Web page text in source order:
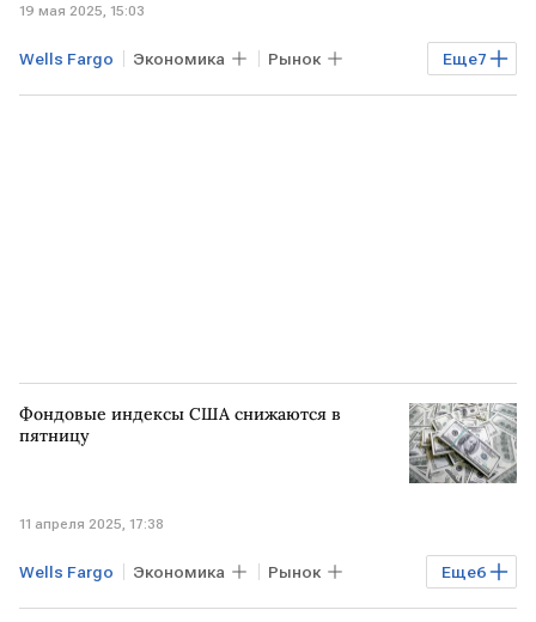
19 мая 2025, 15:03
Еще7
Wells Fargo Экономика Рынок
Торги Акции США
Фондовые индексы США снижаются в
пятницу
11 апреля 2025, 17:38
Еще6
Wells Fargo Экономика Рынок
Индексы Торги США МОСКВА